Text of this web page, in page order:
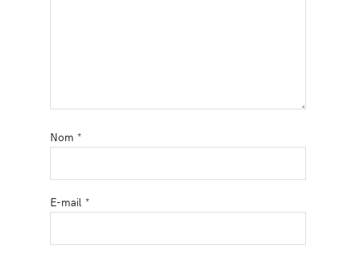
Nom *
E-mail *